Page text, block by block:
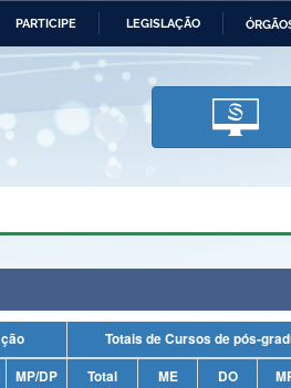
PARTICIPE LEGISLAÇÃO
da Economia Ministério da
Ministério da
Tecnologia,
Comunicações
Direitos Humanos
Totais de Cursos de pós-
MP/DP Total ME DO